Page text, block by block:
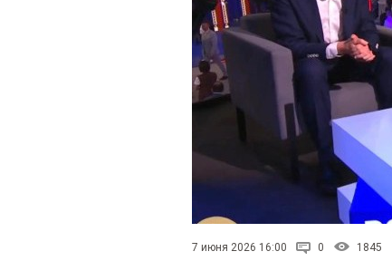
7 июня 2026 16:00 0 1845